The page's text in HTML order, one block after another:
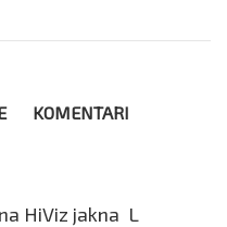
KOMENTARI
HiViz jakna L